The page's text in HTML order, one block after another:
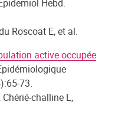
Hebd.
Roscoät E, et al.
active occupée
73.
Chérié-challine L,